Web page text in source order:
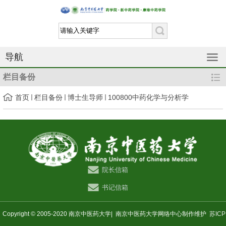
导航
栏目备份
首页 栏目备份 博士生导师 100800中药化学与分析学
院长信箱
书记信箱
Copyright © 2005-2020 南京中医药大学| 南京中医药大学网络中心制作维护 苏ICP